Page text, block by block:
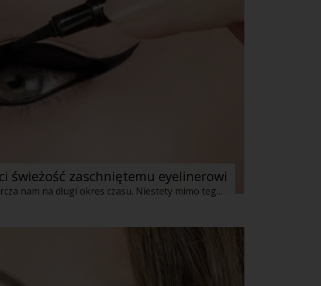
świeżość zaschniętemu eyelinerowi
Eyeliner jest kosmetykiem który starcza nam na długi okres czasu. Niestety mimo tego że w opakowaniu jest go nadal dużo, z czasem nie ma on już takiej konsystencji jak na początku. Gęstnieje, a z czasem totalnie wysycha. Co zrobić gdy widzimy, że termin upływu ważności jest daleki, a w słoiczku mamy połowę produktu, który średnio nadaje się do użytku.